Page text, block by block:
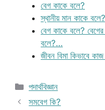
বেগ কাকে বলে?
স্থানীয় মান কাকে
বেগ কাকে বলে?
বলে?…
জীবন বিমা কিভাবে
Categories
পদার্থবিজ্ঞান
সমবেগ কি?